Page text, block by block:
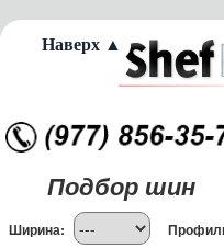
Подбор шин
Ширина:
Наверх ▲